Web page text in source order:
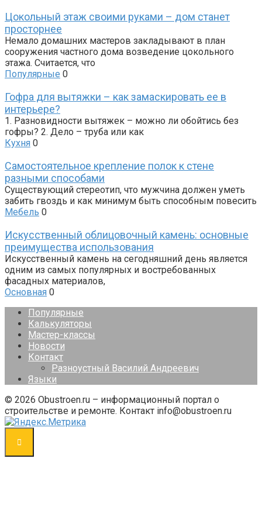
Цокольный этаж своими руками – дом станет
просторнее
Немало домашних мастеров закладывают в план
сооружения частного дома возведение цокольного
этажа. Считается, что
Популярные 0
Гофра для вытяжки – как замаскировать ее в
интерьере?
1. Разновидности вытяжек – можно ли обойтись без
гофры? 2. Дело – труба или как
Кухня 0
Самостоятельное крепление полок к стене
разными способами
Существующий стереотип, что мужчина должен уметь
забить гвоздь и как минимум быть способным повесить
Мебель 0
Искусственный облицовочный камень: основные
преимущества использования
Искусственный камень на сегодняшний день является
одним из самых популярных и востребованных
фасадных материалов,
Основная 0
Популярные
Калькуляторы
Мастер-классы
Новости
Контакт
Разноустный Василий Андреевич
Языки
© 2026 Obustroen.ru – информационный портал о
строительстве и ремонте. Контакт info@obustroen.ru